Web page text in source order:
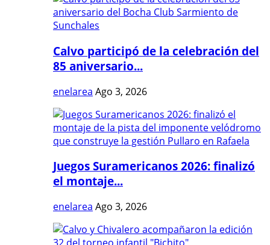
Calvo participó de la celebración del
85 aniversario...
enelarea Ago 3, 2026
Juegos Suramericanos 2026: finalizó
el montaje...
enelarea Ago 3, 2026